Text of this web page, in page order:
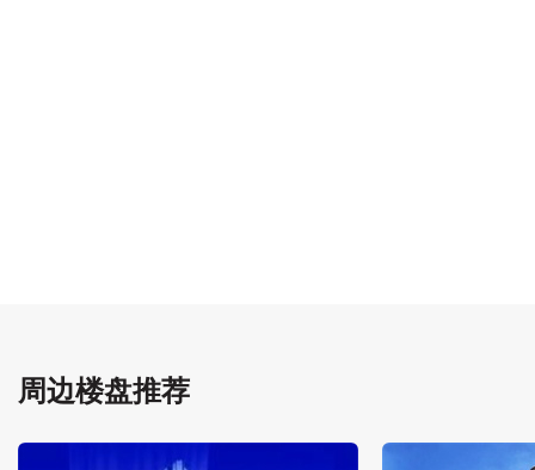
周边楼盘推荐